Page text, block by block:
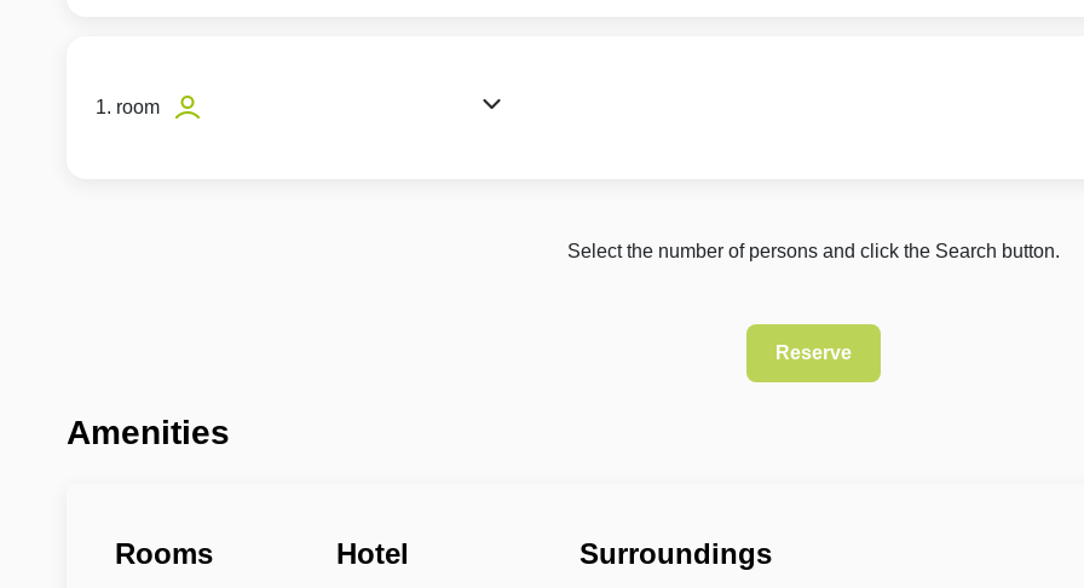
1. room
Select the number of persons and click the Search button.
Amenities
Rooms Hotel Surroundings